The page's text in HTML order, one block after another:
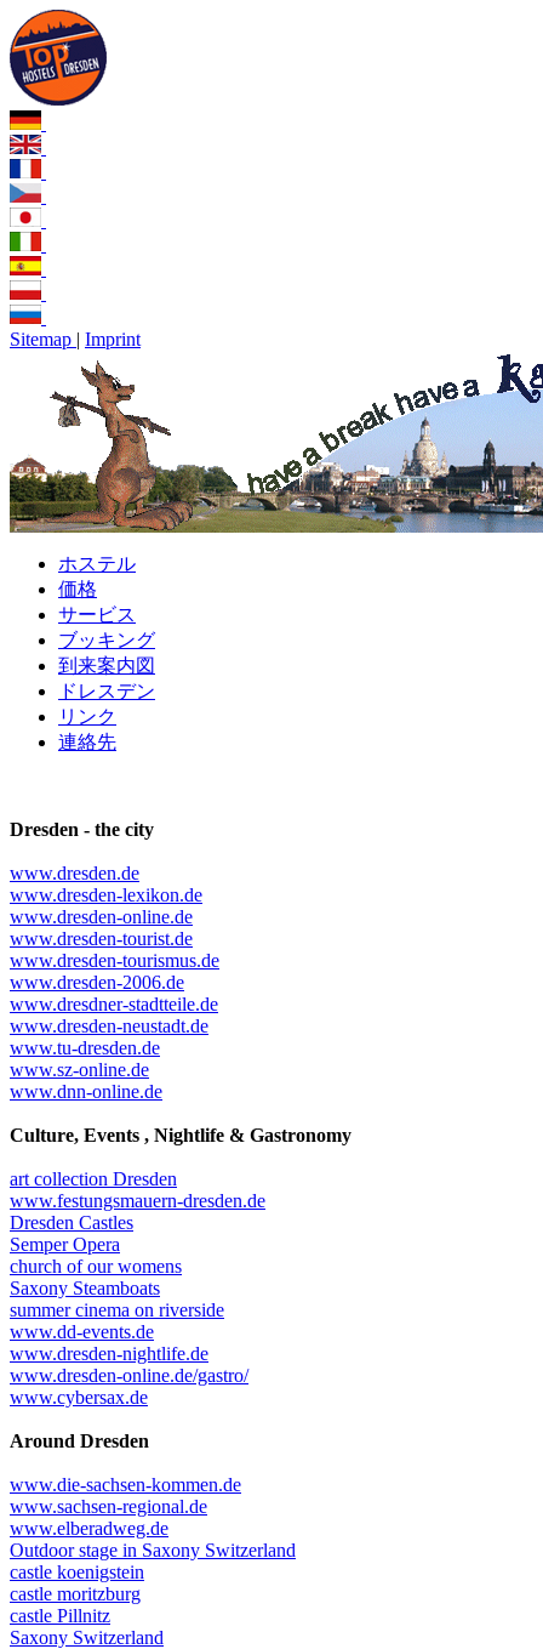
Sitemap | Imprint
ホステル
価格
サービス
ブッキング
到来案内図
ドレスデン
リンク
連絡先
Dresden - the city
www.dresden.de
www.dresden-lexikon.de
www.dresden-online.de
www.dresden-tourist.de
www.dresden-tourismus.de
www.dresden-2006.de
www.dresdner-stadtteile.de
www.dresden-neustadt.de
www.tu-dresden.de
www.sz-online.de
www.dnn-online.de
Culture, Events , Nightlife & Gastronomy
art collection Dresden
www.festungsmauern-dresden.de
Dresden Castles
Semper Opera
church of our womens
Saxony Steamboats
summer cinema on riverside
www.dd-events.de
www.dresden-nightlife.de
www.dresden-online.de/gastro/
www.cybersax.de
Around Dresden
www.die-sachsen-kommen.de
www.sachsen-regional.de
www.elberadweg.de
Outdoor stage in Saxony Switzerland
castle koenigstein
castle moritzburg
castle Pillnitz
Saxony Switzerland